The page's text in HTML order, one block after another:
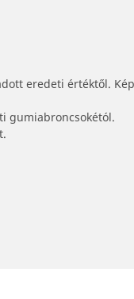
eredeti értéktől.
gumiabroncsokétól.